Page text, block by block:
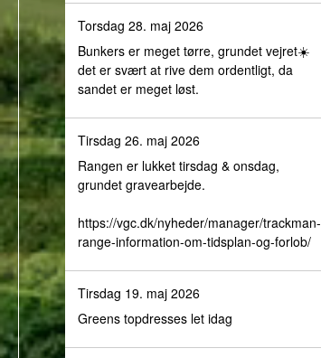
Torsdag 28. maj 2026
Bunkers er meget tørre, grundet vejret☀️
det er svært at rive dem ordentligt, da
sandet er meget løst.
Tirsdag 26. maj 2026
Rangen er lukket tirsdag & onsdag,
grundet gravearbejde.
https://vgc.dk/nyheder/manager/trackman-
range-information-om-tidsplan-og-forlob/
Tirsdag 19. maj 2026
Greens topdresses let idag